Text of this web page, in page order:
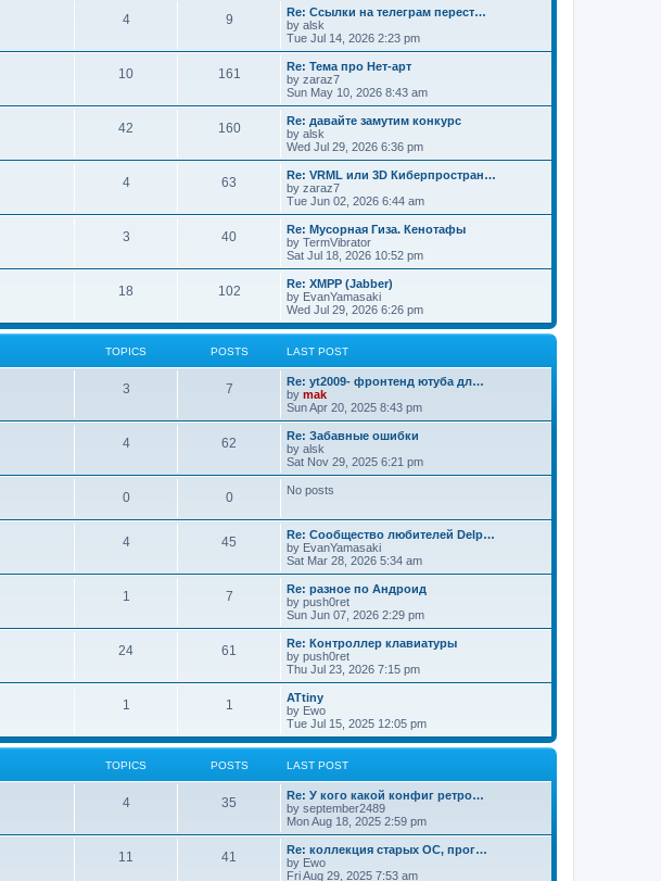
4 9
Re: Ссылки на телеграм перест…
by alsk
Tue Jul 14, 2026 2:23 pm
10 161
Re: Тема про Нет-арт
by zaraz7
Sun May 10, 2026 8:43 am
42 160
Re: давайте замутим конкурс
by alsk
Wed Jul 29, 2026 6:36 pm
4 63
Re: VRML или 3D Киберпростран…
by zaraz7
Tue Jun 02, 2026 6:44 am
3 40
Re: Мусорная Гиза. Кенотафы
by TermVibrator
Sat Jul 18, 2026 10:52 pm
18 102
Re: XMPP (Jabber)
by EvanYamasaki
Wed Jul 29, 2026 6:26 pm
TOPICS POSTS LAST POST
3 7
Re: yt2009- фронтенд ютуба дл…
by mak
Sun Apr 20, 2025 8:43 pm
4 62
Re: Забавные ошибки
by alsk
Sat Nov 29, 2025 6:21 pm
0 0 No posts
4 45
Re: Сообщество любителей Delp…
by EvanYamasaki
Sat Mar 28, 2026 5:34 am
1 7
Re: разное по Андроид
by push0ret
Sun Jun 07, 2026 2:29 pm
24 61
Re: Контроллер клавиатуры
by push0ret
Thu Jul 23, 2026 7:15 pm
1 1
ATtiny
by Ewo
Tue Jul 15, 2025 12:05 pm
TOPICS POSTS LAST POST
4 35
Re: У кого какой конфиг ретро…
by september2489
Mon Aug 18, 2025 2:59 pm
11 41
Re: коллекция старых ОС, прог…
by Ewo
Fri Aug 29, 2025 7:53 am